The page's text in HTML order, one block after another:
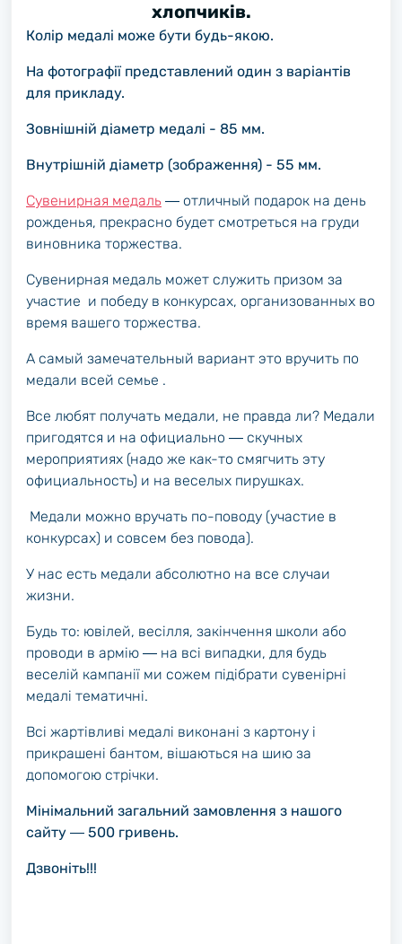
хлопчиків.
Колір медалі може бути будь-якою.
На фотографії представлений один з варіантів
для прикладу.
Зовнішній діаметр медалі - 85 мм.
Внутрішній діаметр (зображення) - 55 мм.
Сувенирная медаль ― отличный подарок на день
рожденья, прекрасно будет смотреться на груди
виновника торжества.
Сувенирная медаль может служить призом за
участие и победу в конкурсах, организованных во
время вашего торжества.
А самый замечательный вариант это вручить по
медали всей семье .
Все любят получать медали, не правда ли? Медали
пригодятся и на официально ― скучных
мероприятиях (надо же как-то смягчить эту
официальность) и на веселых пирушках.
Медали можно вручать по-поводу (участие в
конкурсах) и совсем без повода).
У нас есть медали абсолютно на все случаи
жизни.
Будь то: ювілей, весілля, закінчення школи або
проводи в армію ― на всі випадки, для будь
веселій кампанії ми сожем підібрати сувенірні
медалі тематичні.
Всі жартівливі медалі виконані з картону і
прикрашені бантом, вішаються на шию за
допомогою стрічки.
Мінімальний загальний замовлення з нашого
сайту ― 500 гривень.
Дзвоніть!!!